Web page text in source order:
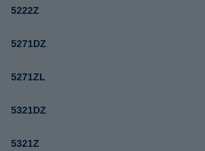
5222Z
5271DZ
5271ZL
5321DZ
5321Z